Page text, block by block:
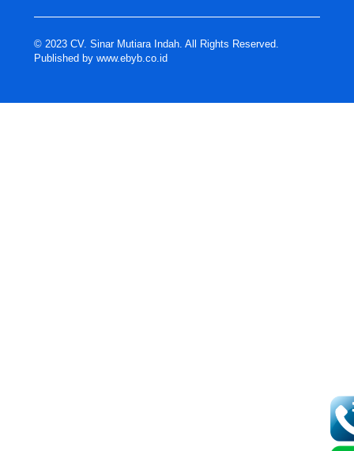
© 2023 CV. Sinar Mutiara Indah. All Rights Reserved.
Published by www.ebyb.co.id